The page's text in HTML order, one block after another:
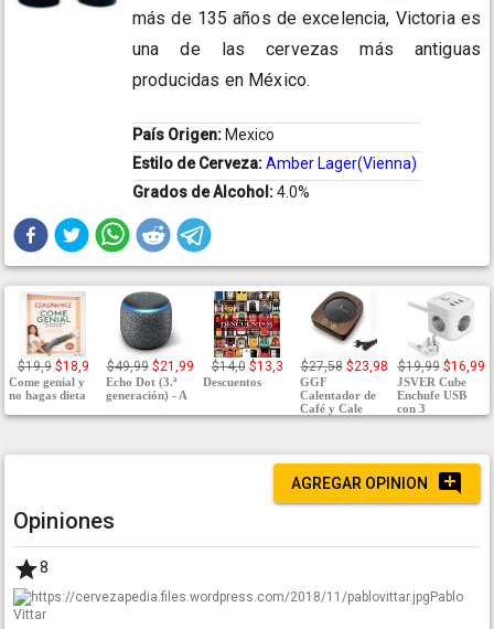
más de 135 años de excelencia, Victoria es
una de las cervezas más antiguas
producidas en México.
País Origen: Mexico
Estilo de Cerveza:Amber Lager(Vienna)
Grados de Alcohol:4.0%
$19,9 $18,9
Come genial y
no hagas dieta
$49,99 $21,99
Echo Dot (3.ª
generación) - A
$14,0 $13,3
Descuentos
$27,58 $23,98
GGF
Calentador de
Café y Cale
$19,99 $16,99
JSVER Cube
Enchufe USB
con 3
AGREGAR OPINION
Opiniones
8
Pablo
Vittar